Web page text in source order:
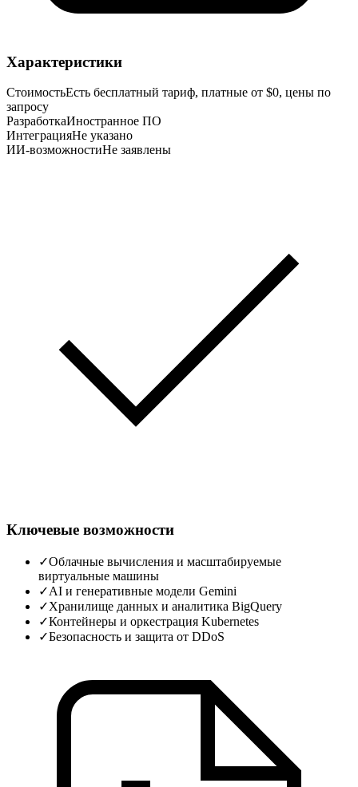
Характеристики
СтоимостьЕсть бесплатный тариф, платные от $0, цены по
запросу
РазработкаИностранное ПО
ИнтеграцияНе указано
ИИ-возможностиНе заявлены
Ключевые возможности
✓Облачные вычисления и масштабируемые
виртуальные машины
✓AI и генеративные модели Gemini
✓Хранилище данных и аналитика BigQuery
✓Контейнеры и оркестрация Kubernetes
✓Безопасность и защита от DDoS